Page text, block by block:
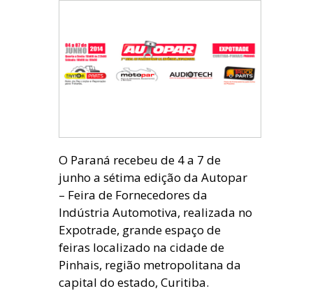
O Paraná recebeu de 4 a 7 de
junho a sétima edição da Autopar
– Feira de Fornecedores da
Indústria Automotiva, realizada no
Expotrade, grande espaço de
feiras localizado na cidade de
Pinhais, região metropolitana da
capital do estado, Curitiba.